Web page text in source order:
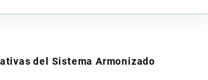
del Sistema Armonizado